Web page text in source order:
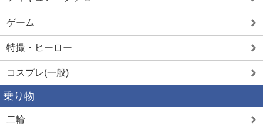
ゲーム
特撮・ヒーロー
コスプレ(一般)
乗り物
二輪